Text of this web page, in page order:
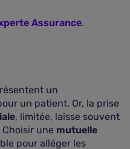
Assurance.
un
un patient. Or, la prise
, limitée, laisse souvent
une mutuelle
pour alléger les